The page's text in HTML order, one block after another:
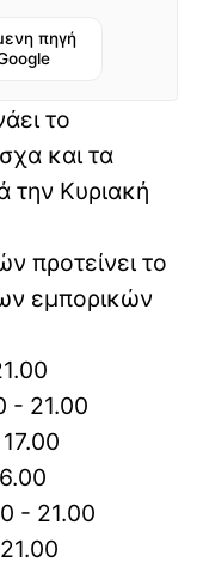
πηγή
το
και τα
την Κυριακή
προτείνει το
εμπορικών
- 21.00
- 21.00